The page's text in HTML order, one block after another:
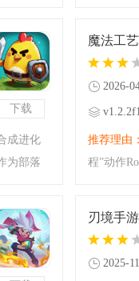
。
植物大
下载
成进化
为部落
还可强
魔法工
2026-
推荐理由：
程”动作
复合型
刃境手
2025-